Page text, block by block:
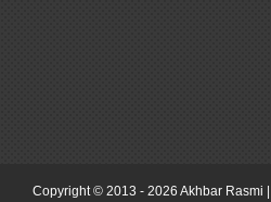
Copyright © 2013 - 2026 Akhbar Rasmi